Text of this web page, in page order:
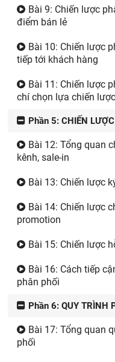
Bài 9: Chiến lược
điểm bán lẻ
Bài 10: Chiến lược
tiếp tới khách hàng
Bài 11: Chiến lược
chí chọn lựa chiến lược
Phần 5: CHIẾN
Bài 12: Tổng quan
kênh, sale-in
Bài 13: Chiến lược
Bài 14: Chiến lược
promotion
Bài 15: Chiến lược
Bài 16: Cách tiếp
phân phối
Phần 6: QUY TRÌNH
Bài 17: Tổng quan
phối